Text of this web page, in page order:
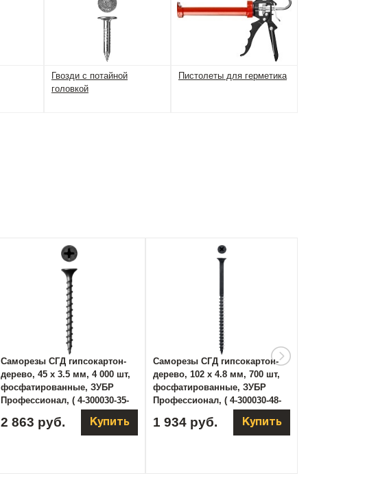
Гвозди с потайной
головкой
Пистолеты для герметика
Саморезы СГД гипсокартон-
дерево, 45 х 3.5 мм, 4 000 шт,
фосфатированные, ЗУБР
Профессионал, ( 4-300030-35-
2 863 руб. Купить
Саморезы СГД гипсокартон-
дерево, 102 х 4.8 мм, 700 шт,
фосфатированные, ЗУБР
Профессионал, ( 4-300030-48-
1 934 руб. Купить